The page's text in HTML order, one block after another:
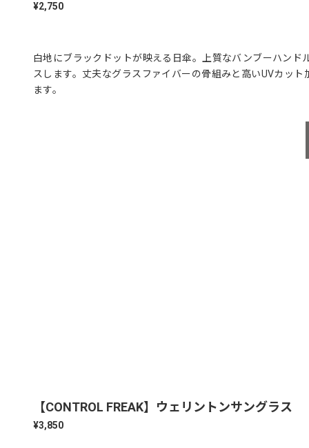
¥2,750
白地にブラックドットが映える日傘。上質なバンブーハン
スします。丈夫なグラスファイバーの骨組みと高いUVカッ
ます。
【CONTROL FREAK】ウェリントンサングラス
¥3,850